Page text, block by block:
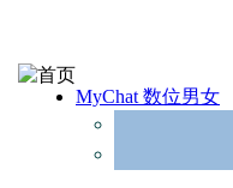
MyChat 数位男女